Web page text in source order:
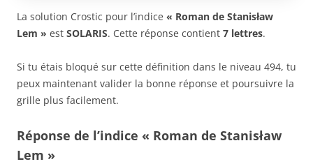
La solution Crostic pour l’indice « Roman de Stanisław
Lem » est SOLARIS. Cette réponse contient 7 lettres.
Si tu étais bloqué sur cette définition dans le niveau 494, tu
peux maintenant valider la bonne réponse et poursuivre la
grille plus facilement.
Réponse de l’indice « Roman de Stanisław
Lem »